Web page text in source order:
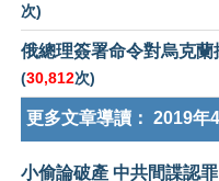
次)
俄總理簽署命令對烏克
(30,812次)
更多文章導讀： 2019年
小偷論破產 中共間諜認罪